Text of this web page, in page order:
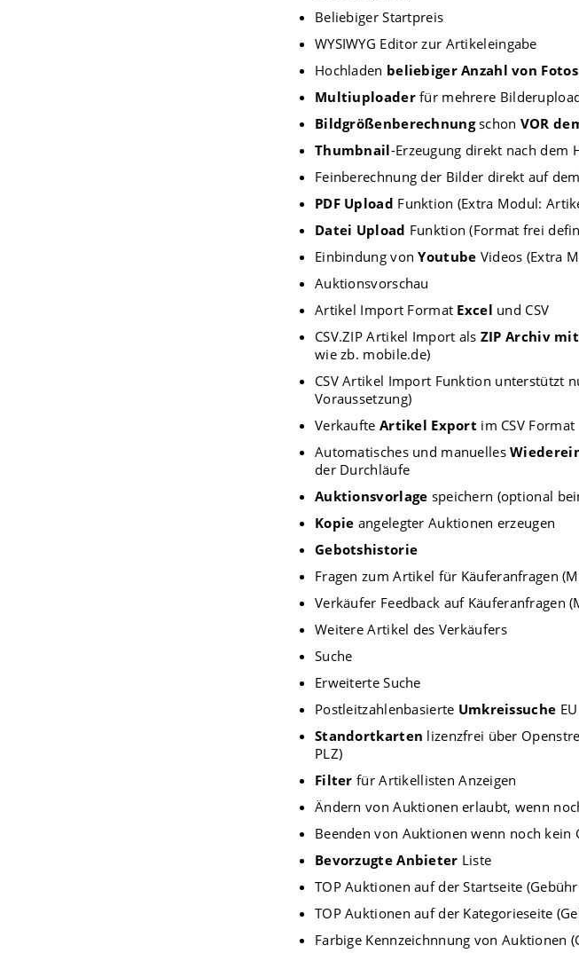
Beliebiger Startpreis
WYSIWYG Editor zur Artikeleingabe
Hochladen beliebiger Anzahl von Fotos
Multiuploaderfür mehrere
Bildgrößenberechnungschon VOR
Thumbnail-Erzeugung direkt nach dem
Feinberechnung der Bilder direkt auf
PDF Upload Funktion (Extra Modul:
Datei Upload Funktion (Format frei
Einbindung vonYoutube Videos (Extra
Auktionsvorschau
Artikel Import Format Excel und CSV
CSV.ZIP Artikel Import als ZIP Archiv
wie zb. mobile.de)
CSV Artikel Import Funktion unterstützt
Voraussetzung)
Verkaufte Artikel Export im CSV Format
Automatisches und manuelles
der Durchläufe
Auktionsvorlage speichern (optional
Kopie angelegter Auktionen erzeugen
Gebotshistorie
Fragen zum Artikel für Käuferanfragen
Verkäufer Feedback auf Käuferanfragen
Weitere Artikel des Verkäufers
Suche
Erweiterte Suche
Postleitzahlenbasierte Umkreissuche EU
Standortkarten lizenzfrei über
PLZ)
Filter für Artikellisten Anzeigen
Ändern von Auktionen erlaubt, wenn
Beenden von Auktionen wenn noch kein
Bevorzugte Anbieter Liste
TOP Auktionen auf der Startseite
TOP Auktionen auf der Kategorieseite
Farbige Kennzeichnnung von Auktionen